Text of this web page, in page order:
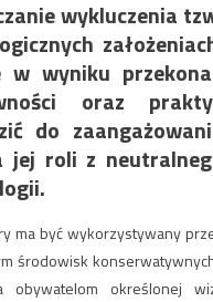
wykluczenia
wyniku
oraz
do
jej roli z
ma być wykorzystywany
środowisk
obywatelom określonej